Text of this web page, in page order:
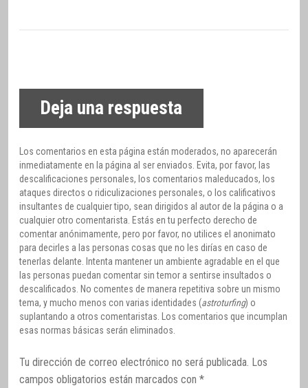
Deja una respuesta
Los comentarios en esta página están moderados, no aparecerán
inmediatamente en la página al ser enviados. Evita, por favor, las
descalificaciones personales, los comentarios maleducados, los
ataques directos o ridiculizaciones personales, o los calificativos
insultantes de cualquier tipo, sean dirigidos al autor de la página o a
cualquier otro comentarista. Estás en tu perfecto derecho de
comentar anónimamente, pero por favor, no utilices el anonimato
para decirles a las personas cosas que no les dirías en caso de
tenerlas delante. Intenta mantener un ambiente agradable en el que
las personas puedan comentar sin temor a sentirse insultados o
descalificados. No comentes de manera repetitiva sobre un mismo
tema, y mucho menos con varias identidades (astroturfing) o
suplantando a otros comentaristas. Los comentarios que incumplan
esas normas básicas serán eliminados.
Tu dirección de correo electrónico no será publicada. Los
campos obligatorios están marcados con *